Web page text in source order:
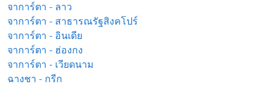
จาการ์ตา - ลาว
จาการ์ตา - สาธารณรัฐสิงคโปร์
จาการ์ตา - อินเดีย
จาการ์ตา - ฮ่องกง
จาการ์ตา - เวียดนาม
ฉางชา - กรีก